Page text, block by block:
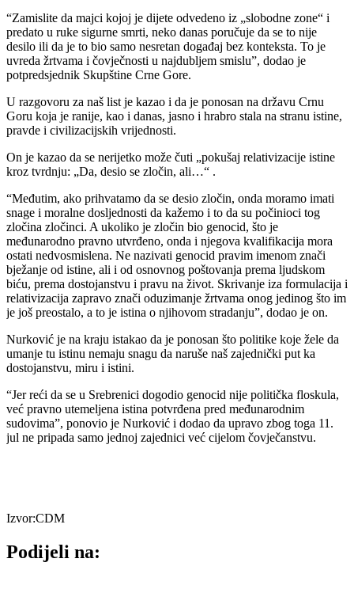
“Zamislite da majci kojoj je dijete odvedeno iz „slobodne zone“ i
predato u ruke sigurne smrti, neko danas poručuje da se to nije
desilo ili da je to bio samo nesretan događaj bez konteksta. To je
uvreda žrtvama i čovječnosti u najdubljem smislu”, dodao je
potpredsjednik Skupštine Crne Gore.
U razgovoru za naš list je kazao i da je ponosan na državu Crnu
Goru koja je ranije, kao i danas, jasno i hrabro stala na stranu istine,
pravde i civilizacijskih vrijednosti.
On je kazao da se nerijetko može čuti „pokušaj relativizacije istine
kroz tvrdnju: „Da, desio se zločin, ali…“ .
“Međutim, ako prihvatamo da se desio zločin, onda moramo imati
snage i moralne dosljednosti da kažemo i to da su počinioci tog
zločina zločinci. A ukoliko je zločin bio genocid, što je
međunarodno pravno utvrđeno, onda i njegova kvalifikacija mora
ostati nedvosmislena. Ne nazivati genocid pravim imenom znači
bježanje od istine, ali i od osnovnog poštovanja prema ljudskom
biću, prema dostojanstvu i pravu na život. Skrivanje iza formulacija i
relativizacija zapravo znači oduzimanje žrtvama onog jedinog što im
je još preostalo, a to je istina o njihovom stradanju”, dodao je on.
Nurković je na kraju istakao da je ponosan što politike koje žele da
umanje tu istinu nemaju snagu da naruše naš zajednički put ka
dostojanstvu, miru i istini.
“Jer reći da se u Srebrenici dogodio genocid nije politička floskula,
već pravno utemeljena istina potvrđena pred međunarodnim
sudovima”, ponovio je Nurković i dodao da upravo zbog toga 11.
jul ne pripada samo jednoj zajednici već cijelom čovječanstvu.
Izvor:CDM
Podijeli na: